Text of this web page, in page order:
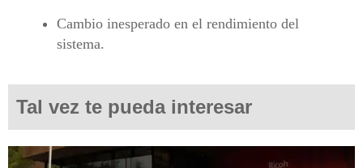
Cambio inesperado en el rendimiento del
sistema.
Tal vez te pueda interesar